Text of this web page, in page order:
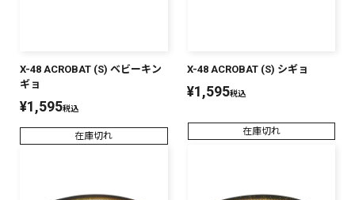
X-48 ACROBAT (S) ベビーキン
ギョ
¥1,595税込
在庫切れ
X-48 ACROBAT (S) シギョ
¥1,595税込
在庫切れ